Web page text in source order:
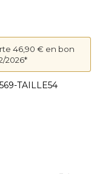
46,90 € en bon
2026*
TAILLE54